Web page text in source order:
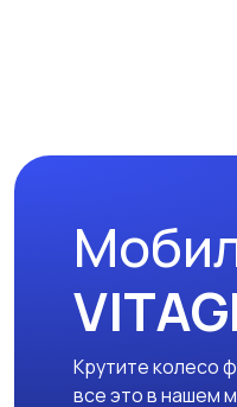
Крутите колесо
все это в нашем